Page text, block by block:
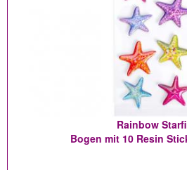
Rainbow
Bogen mit 10 Resin